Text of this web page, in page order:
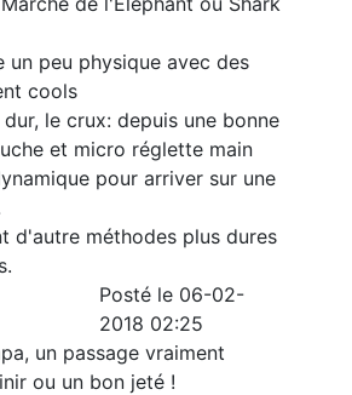
un peu physique avec des
cools
le crux: depuis une bonne
et micro réglette main
pour arriver sur une
d'autre méthodes plus dures
Posté le 06-02-
2018 02:25
un passage vraiment
ou un bon jeté !